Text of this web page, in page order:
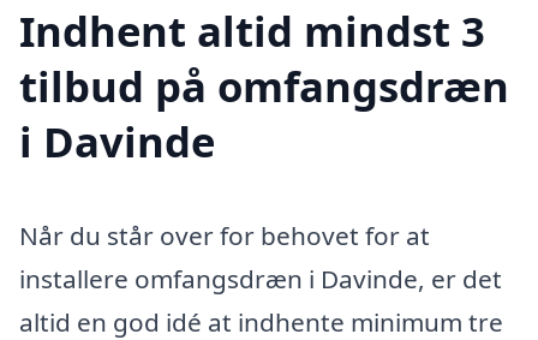
Indhent altid mindst 3
tilbud på omfangsdræn
i Davinde
Når du står over for behovet for at
installere omfangsdræn i Davinde, er det
altid en god idé at indhente minimum tre